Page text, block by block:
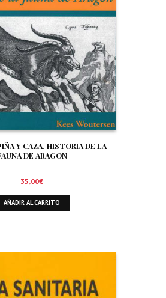
Y CAZA. HISTORIA DE LA
DE ARAGON
35,00€
AÑADIR AL CARRITO